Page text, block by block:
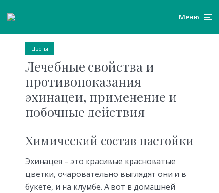
Меню
Цветы
Лечебные свойства и
противопоказания
эхинацеи, применение и
побочные действия
Химический состав настойки
Эхинацея – это красивые красноватые
цветки, очаровательно выглядят они и в
букете, и на клумбе. А вот в домашней